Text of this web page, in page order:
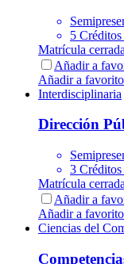
5
Matrícula cerrada
Añadir a
Añadir a
Interdisciplinaria
Dirección
3
Matrícula cerrada
Añadir a
Añadir a
Ciencias del